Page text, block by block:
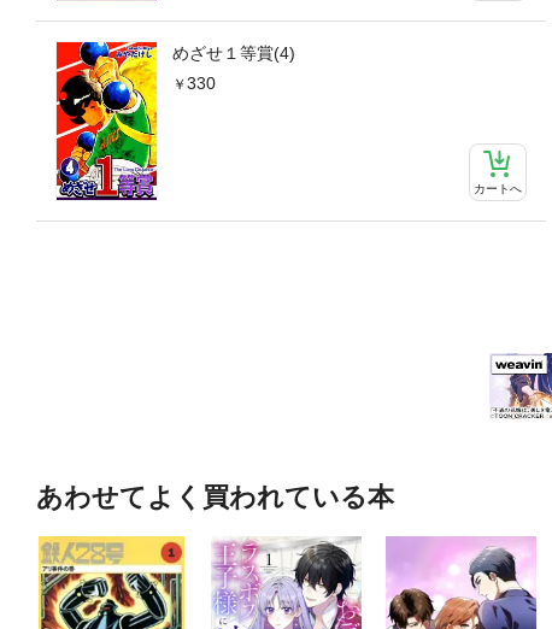
めざせ１等賞(4)
330
カートへ
あわせてよく買われている本